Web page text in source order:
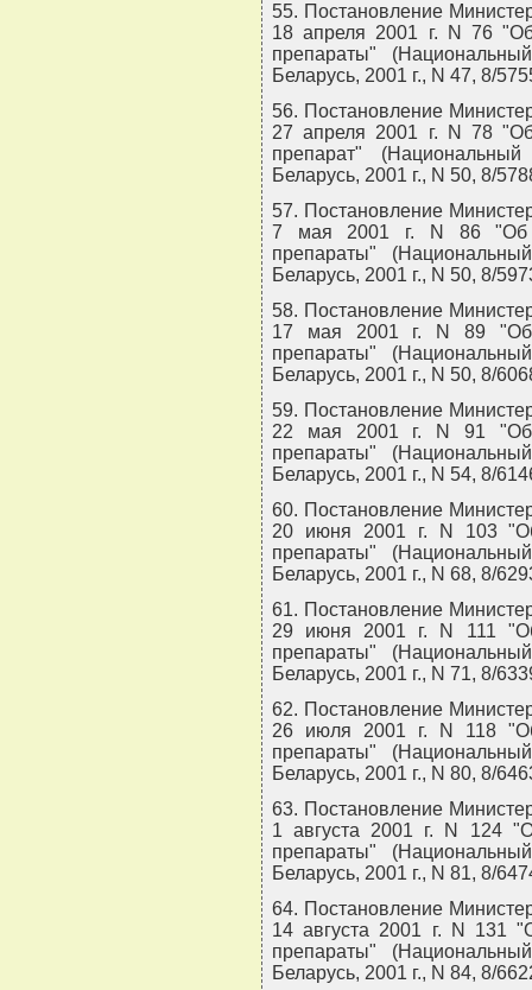
55. Постановление
18 апреля 2001 г. N 76
препараты"
Беларусь, 2001 г., N 47, 8/
56. Постановление
27 апреля 2001 г. N 78
препарат"
Беларусь, 2001 г., N 50, 8/
57. Постановление
7 мая 2001 г. N 86 "Об
препараты"
Беларусь, 2001 г., N 50, 8/
58. Постановление
17 мая 2001 г. N 89 "Об
препараты"
Беларусь, 2001 г., N 50, 8/
59. Постановление
22 мая 2001 г. N 91 "Об
препараты"
Беларусь, 2001 г., N 54, 8/
60. Постановление
20 июня 2001 г. N 103
препараты"
Беларусь, 2001 г., N 68, 8/
61. Постановление
29 июня 2001 г. N 111
препараты"
Беларусь, 2001 г., N 71, 8/
62. Постановление
26 июля 2001 г. N 118
препараты"
Беларусь, 2001 г., N 80, 8/
63. Постановление
1 августа 2001 г. N 124
препараты"
Беларусь, 2001 г., N 81, 8/
64. Постановление
14 августа 2001 г. N 131
препараты"
Беларусь, 2001 г., N 84, 8/